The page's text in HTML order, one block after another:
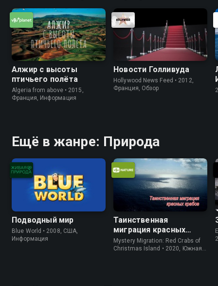
Алжир с высоты
птичьего полёта
Algeria from above • 2015,
Франция, Информация
Новости Голливуда
Hollywood News Feed • 2012,
Франция, Обзор
Ещё в жанре: Природа
Подводный мир
Blue World • 2008, США,
Информация
Таинственная
миграция красных
крабов
Mystery Migration: Red Crabs of
Christmas Island • 2020, Южная